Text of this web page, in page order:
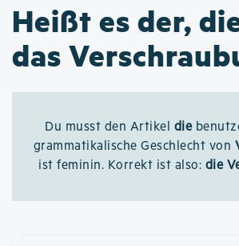
Heißt es der,
das
Du musst den Artikel die
grammatikalische Geschlecht von
ist feminin. Korrekt ist also: die